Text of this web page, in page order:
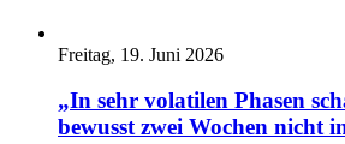
Freitag, 19. Juni 2026
„In sehr volatilen Phasen
bewusst zwei Wochen nicht